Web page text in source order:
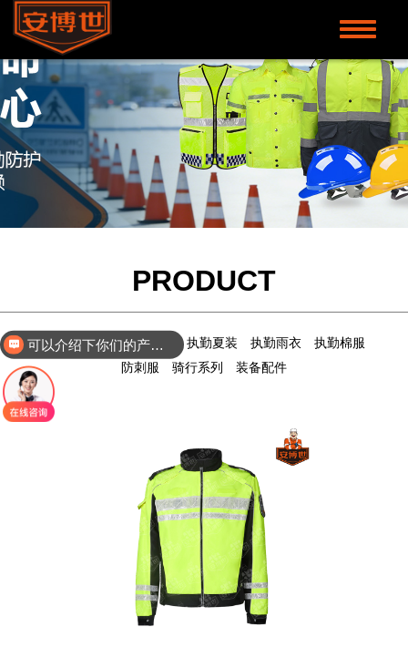
Toggle
PRODUCT
2025新辅警 执勤背心 执勤夏装 执勤雨衣
执勤棉服
防刺服
骑行系列 装备配件
价格有优惠吗？